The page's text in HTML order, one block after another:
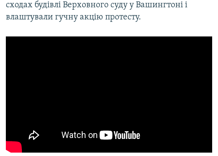
сходах будівлі Верховного суду у Вашингтоні і
влаштували гучну акцію протесту.